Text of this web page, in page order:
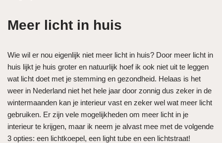
Meer licht in huis
Wie wil er nou eigenlijk niet meer licht in huis? Door meer licht in
huis lijkt je huis groter en natuurlijk hoef ik ook niet uit te leggen
wat licht doet met je stemming en gezondheid. Helaas is het
weer in Nederland niet het hele jaar door zonnig dus zeker in de
wintermaanden kan je interieur vast en zeker wel wat meer licht
gebruiken. Er zijn vele mogelijkheden om meer licht in je
interieur te krijgen, maar ik neem je alvast mee met de volgende
3 opties: een lichtkoepel, een light tube en een lichtstraat!